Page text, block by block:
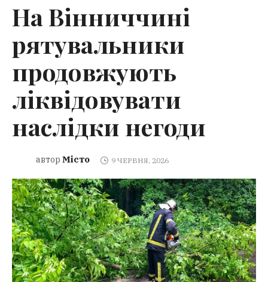
На Вінниччині
рятувальники
продовжують
ліквідовувати
наслідки негоди
автор Місто 9 ЧЕРВНЯ, 2026